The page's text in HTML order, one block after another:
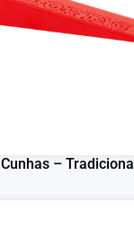
Cunhas – Tradicional